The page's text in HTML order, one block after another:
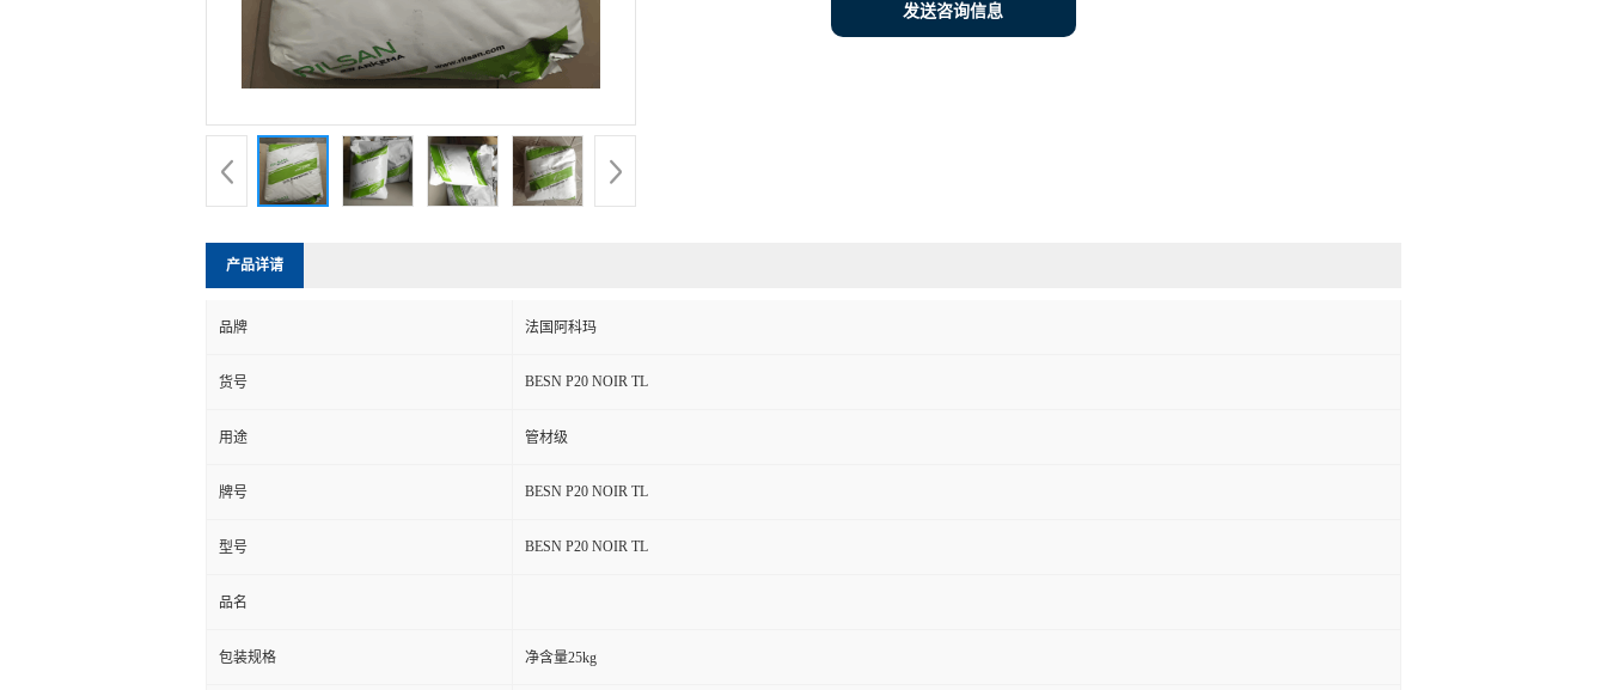
发送咨询信息
产品详请
品牌 法国阿科玛
货号 BESN P20 NOIR TL
用途 管材级
牌号 BESN P20 NOIR TL
型号 BESN P20 NOIR TL
品名
包装规格 净含量25kg